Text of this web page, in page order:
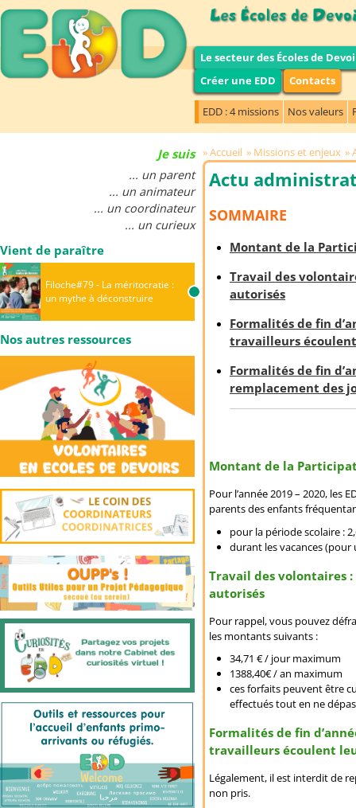
Le secteur des Écoles de
Créer une EDD
Contacts
EDD : 4 missions Nos valeurs
Je suis
... un parent
... un animateur
... un coordinateur
... un curieux
Vient de paraître
Filoche#79 - La méritocratie :
un mythe à déconstruire
Nos autres ressources
Accueil Missions et enjeux
Actu
SOMMAIRE
Montant de la
Travail des
autorisés
Formalités de fin
travailleurs
Formalités de fin
remplacement des
Montant de la
Pour l’année 2019 – 2020,
parents des enfants
pour la période scolaire :
durant les vacances (pour
Travail des volontaires
autorisés
Pour rappel, vous pouvez
les montants suivants :
34,71 € / jour maximum
1388,40€ / an maximum
ces forfaits peuvent être
effectués tout en ne
Formalités de fin
travailleurs écoulent
Légalement, il est interdit de
non pris.